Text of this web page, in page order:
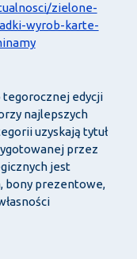
zielone-
wyrob-karte-
tegorocznej edycji
najlepszych
uzyskają tytuł
przez
jest
bony prezentowe,